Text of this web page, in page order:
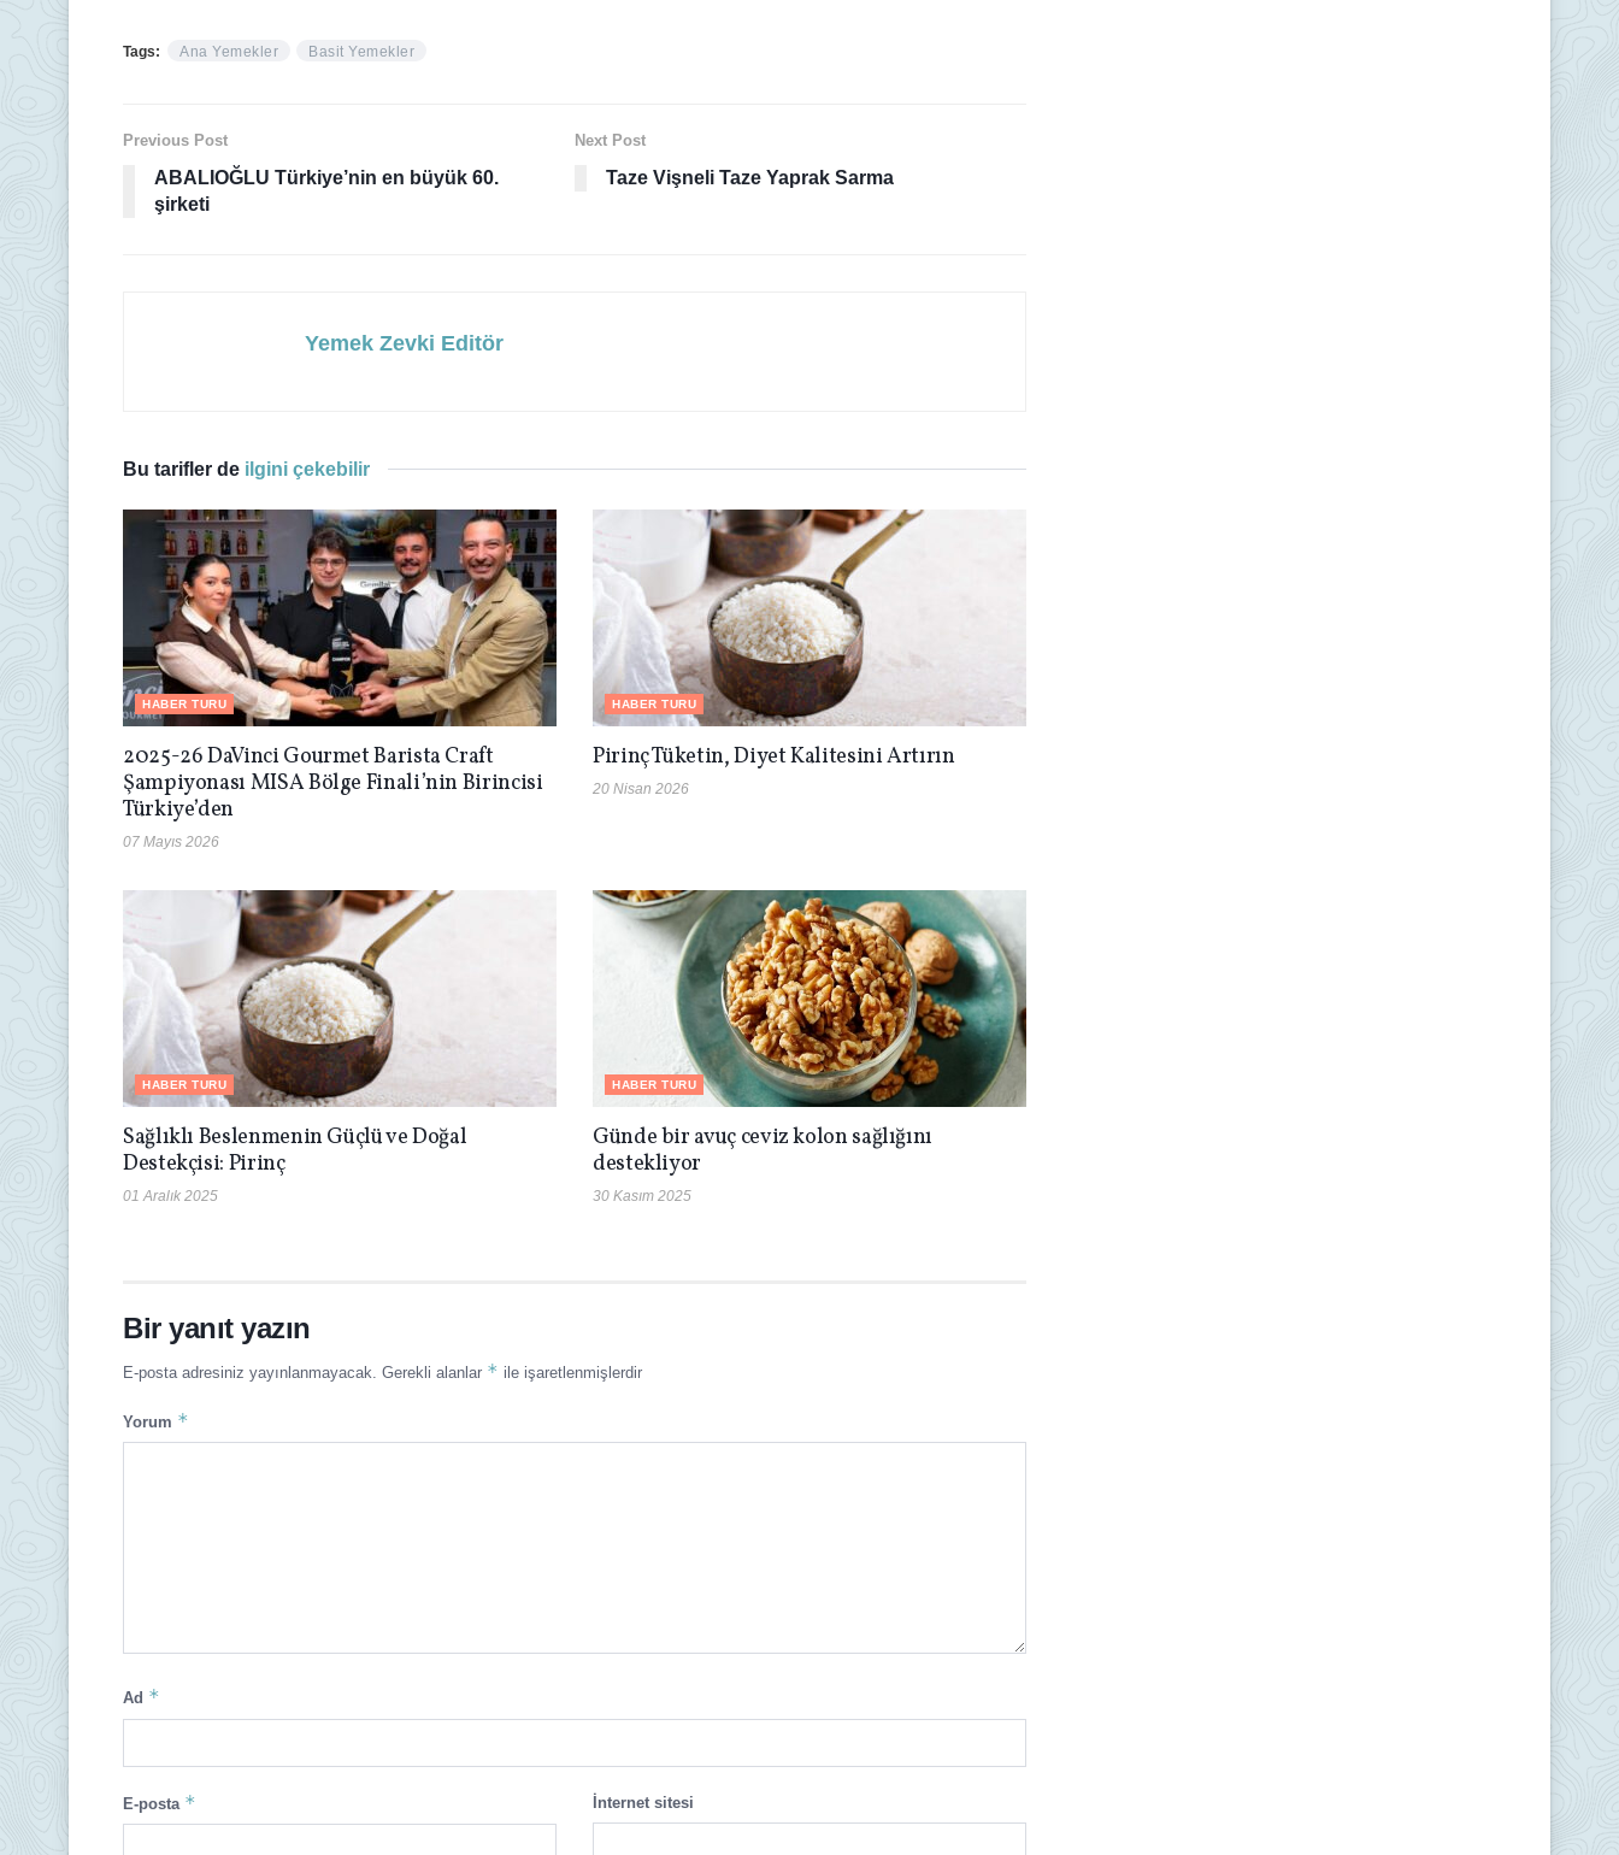
Tags: Ana Yemekler Basit Yemekler
Previous Post
ABALIOĞLU Türkiye’nin en büyük 60.
şirketi
Next Post
Taze Vişneli Taze Yaprak Sarma
Yemek Zevki Editör
Bu tarifler de ilgini çekebilir
HABER TURU
2025-26 DaVinci Gourmet Barista Craft
Şampiyonası MISA Bölge Finali’nin Birincisi
Türkiye’den
07 Mayıs 2026
HABER TURU
Pirinç Tüketin, Diyet Kalitesini Artırın
20 Nisan 2026
HABER TURU
Sağlıklı Beslenmenin Güçlü ve Doğal
Destekçisi: Pirinç
01 Aralık 2025
HABER TURU
Günde bir avuç ceviz kolon sağlığını
destekliyor
30 Kasım 2025
Bir yanıt yazın
E-posta adresiniz yayınlanmayacak. Gerekli alanlar * ile işaretlenmişlerdir
Yorum *
Ad *
E-posta * İnternet sitesi